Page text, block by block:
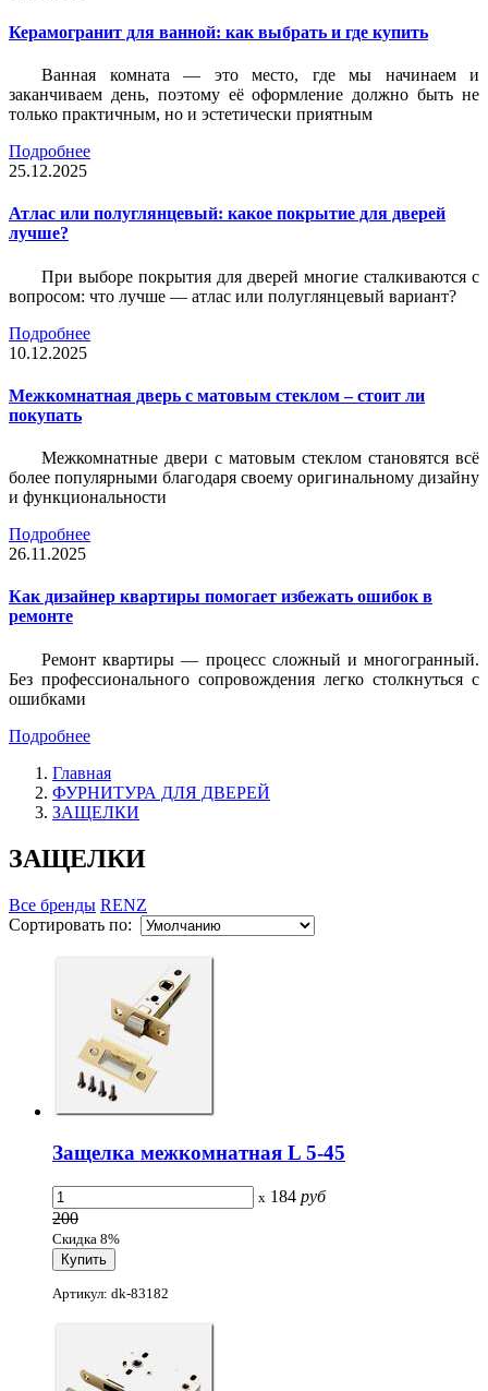
Керамогранит для ванной: как выбрать и где купить
Ванная комната — это место, где мы начинаем и
заканчиваем день, поэтому её оформление должно быть не
только практичным, но и эстетически приятным
Подробнее
25.12.2025
Атлас или полуглянцевый: какое покрытие для дверей
лучше?
При выборе покрытия для дверей многие сталкиваются с
вопросом: что лучше — атлас или полуглянцевый вариант?
Подробнее
10.12.2025
Межкомнатная дверь с матовым стеклом – стоит ли
покупать
Межкомнатные двери с матовым стеклом становятся всё
более популярными благодаря своему оригинальному дизайну
и функциональности
Подробнее
26.11.2025
Как дизайнер квартиры помогает избежать ошибок в
ремонте
Ремонт квартиры — процесс сложный и многогранный.
Без профессионального сопровождения легко столкнуться с
ошибками
Подробнее
Главная
ФУРНИТУРА ДЛЯ ДВЕРЕЙ
ЗАЩЕЛКИ
ЗАЩЕЛКИ
Все бренды RENZ
Сортировать по:
Защелка межкомнатная L 5-45
x 184 руб
200
Скидка 8%
Артикул: dk-83182